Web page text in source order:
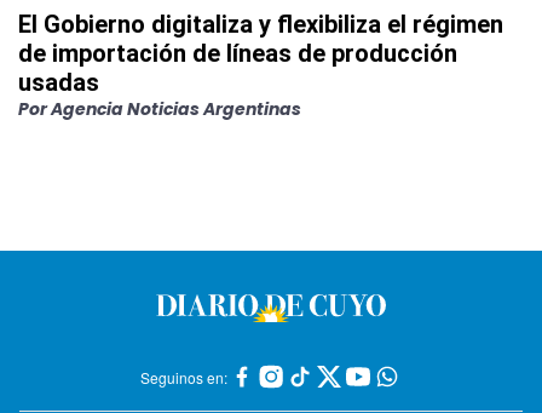
El Gobierno digitaliza y flexibiliza el régimen
de importación de líneas de producción
usadas
PorAgencia Noticias Argentinas
Seguinos en: